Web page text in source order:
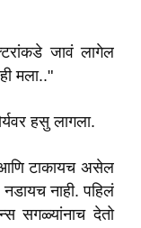
जावं लागेल
मला.."
हसु लागला.
आणि टाकायच असेल
नाही. पहिलं
सगळ्यांनाच देतो